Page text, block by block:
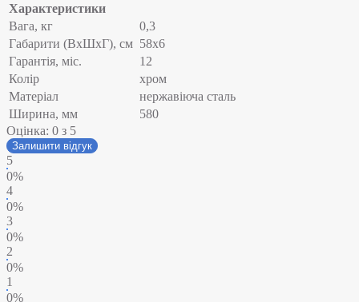
Характеристики
Вага, кг
0,3
Габарити (ВхШхГ), см 58х6
Гарантія, міс.
12
Колір
хром
Матеріал
нержавіюча сталь
Ширина, мм
580
Оцінка: 0 з 5
Залишити відгук
5
0%
4
0%
3
0%
2
0%
1
0%